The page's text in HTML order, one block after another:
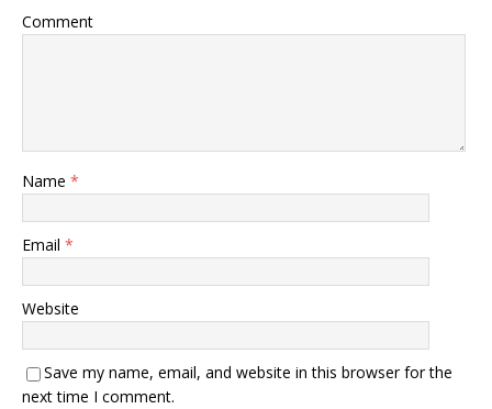
Comment
Name *
Email *
Website
Save my name, email, and website in this browser for the
next time I comment.